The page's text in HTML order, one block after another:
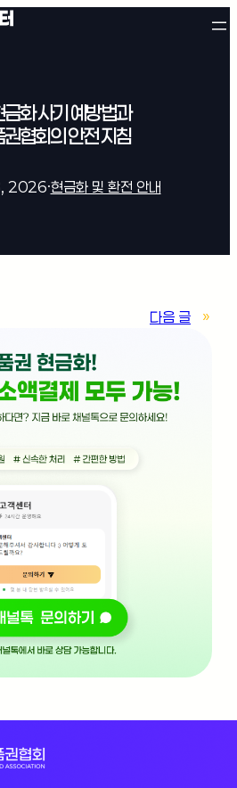
화 사기 예방법과
협회의 안전 지침
2026·현금화 및 환전 안내
다음 글
»